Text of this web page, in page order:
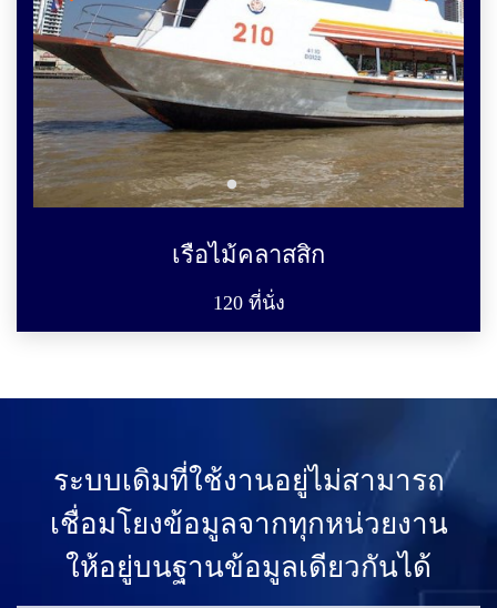
เรือไม้คลาสสิก
120 ที่นั่ง
ระบบเดิมที่ใช้งานอยู่ไม่สามารถ
เชื่อมโยงข้อมูลจากทุกหน่วยงาน
ให้อยู่บนฐานข้อมูลเดียวกันได้